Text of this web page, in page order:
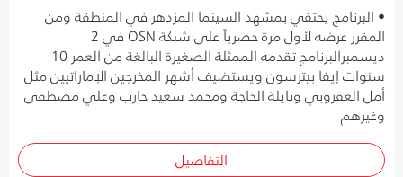
• البرنامج يحتفي بمشهد السينما المزدهر في المنطقة ومن
المقرر عرضه لأول مرة حصرياً على شبكة OSN في 2
ديسمبرالبرنامج تقدمه الممثلة الصغيرة البالغة من العمر 10
سنوات إيفا بيترسون ويستضيف أشهر المخرجين الإماراتيين مثل
أمل العقروبي ونايلة الخاجة ومحمد سعيد حارب وعلي مصطفى
وغيرهم
التفاصيل